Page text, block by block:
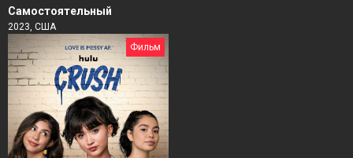
Самостоятельный
2023, США
Фильм